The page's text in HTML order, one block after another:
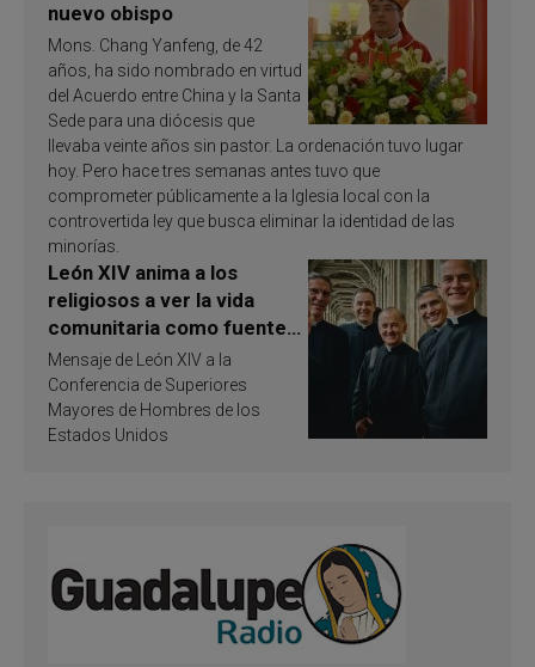
nuevo obispo
Mons. Chang Yanfeng, de 42
años, ha sido nombrado en virtud
del Acuerdo entre China y la Santa
Sede para una diócesis que
llevaba veinte años sin pastor. La ordenación tuvo lugar
hoy. Pero hace tres semanas antes tuvo que
comprometer públicamente a la Iglesia local con la
controvertida ley que busca eliminar la identidad de las
minorías.
León XIV anima a los
religiosos a ver la vida
comunitaria como fuente
de inspiración y
santificación
Mensaje de León XIV a la
Conferencia de Superiores
Mayores de Hombres de los
Estados Unidos